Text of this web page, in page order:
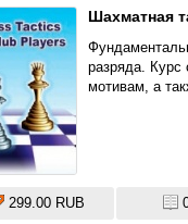
Шахматная
разряда. Курс
мотивам, а
299.00 RUB